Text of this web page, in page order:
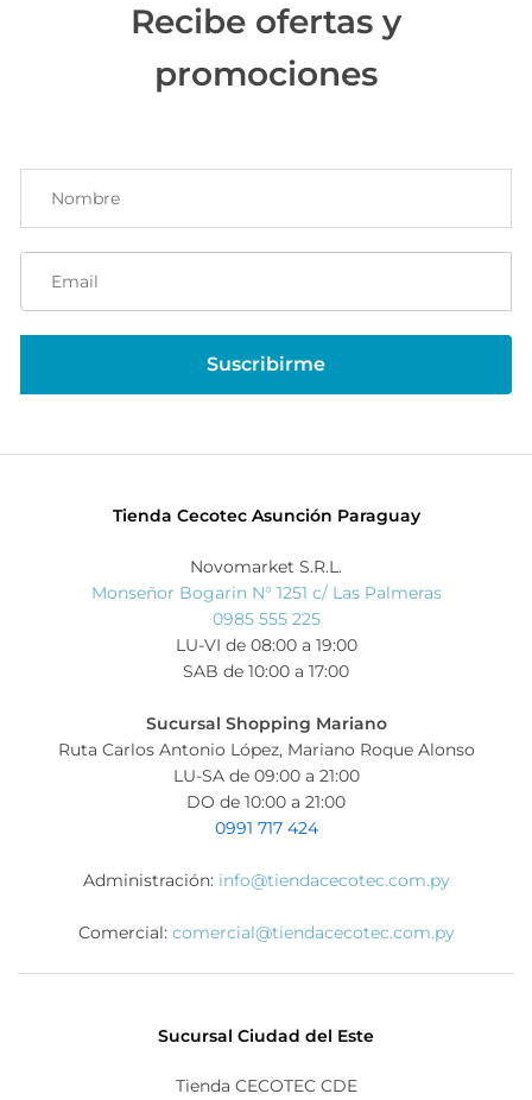
Recibe ofertas y
promociones
Tienda Cecotec Asunción Paraguay
Novomarket S.R.L.
Monseñor Bogarin N° 1251 c/ Las Palmeras
0985 555 225
LU-VI de 08:00 a 19:00
SAB de 10:00 a 17:00
Sucursal Shopping Mariano
Ruta Carlos Antonio López, Mariano Roque Alonso
LU-SA de 09:00 a 21:00
DO de 10:00 a 21:00
0991 717 424
Administración: info@tiendacecotec.com.py
Comercial: comercial@tiendacecotec.com.py
Sucursal Ciudad del Este
Tienda CECOTEC CDE